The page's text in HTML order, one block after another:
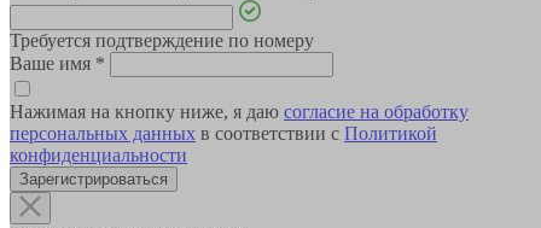
Требуется подтверждение по номеру
Ваше имя *
Нажимая на кнопку ниже, я даю согласие на обработку
персональных данных в соответствии с Политикой
конфиденциальности
Зарегистрироваться